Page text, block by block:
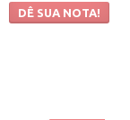
DÊ SUA NOTA!